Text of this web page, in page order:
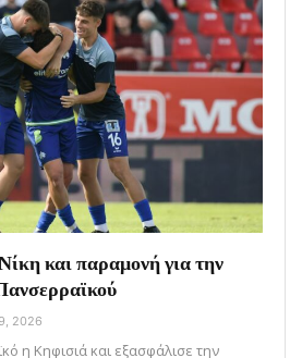
και παραμονή για την
2026
η Κηφισιά και εξασφάλισε την